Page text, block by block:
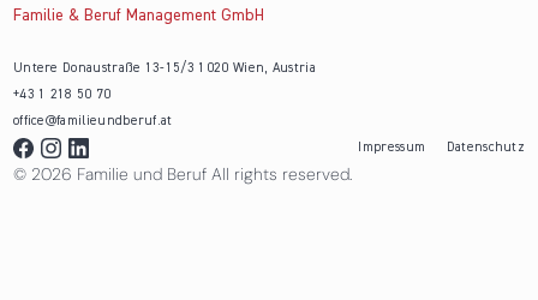
Familie & Beruf Management GmbH
Untere Donaustraße 13-15/3 1020 Wien, Austria
+43 1 218 50 70
office@familieundberuf.at
Impressum
Datenschutz
© 2026 Familie und Beruf All rights reserved.